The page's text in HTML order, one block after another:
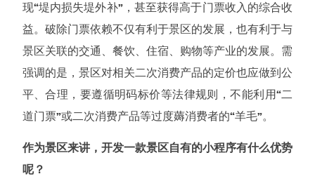
现“堤内损失堤外补”，甚至获得高于门票收入的综合收
益。破除门票依赖不仅有利于景区的发展，也有利于与
景区关联的交通、餐饮、住宿、购物等产业的发展。需
强调的是，景区对相关二次消费产品的定价也应做到公
平、合理，要遵循明码标价等法律规则，不能利用“二
道门票”或二次消费产品等过度薅消费者的“羊毛”。
作为景区来讲，开发一款景区自有的小程序有什么优势
呢？